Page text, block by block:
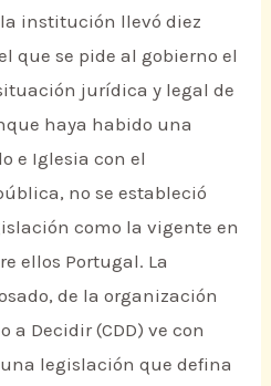
institución llevó diez
que se pide al gobierno el
jurídica y legal de
haya habido una
e Iglesia con el
no se estableció
como la vigente en
ellos Portugal. La
de la organización
a Decidir (CDD) ve con
legislación que defina